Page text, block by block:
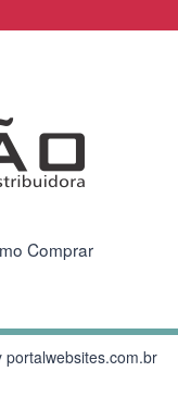
Comprar
portalwebsites.com.br